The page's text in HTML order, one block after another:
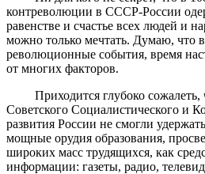
контреволюции в СССР-России
равенстве и счастье всех людей и
можно только мечтать. Думаю, что
революционные события, время
от многих факторов.
Приходится глубоко сожалеть,
Советского Социалистического и
развития России не смогли
мощные орудия образования,
широких масс трудящихся, как
информации: газеты, радио,